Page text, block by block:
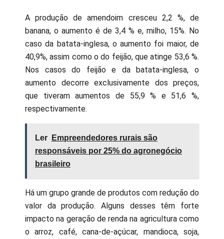
A produção de amendoim cresceu 2,2 %, de
banana, o aumento é de 3,4 % e, milho, 15%. No
caso da batata-inglesa, o aumento foi maior, de
40,9%, assim como o do feijão, que atinge 53,6 %.
Nos casos do feijão e da batata-inglesa, o
aumento decorre exclusivamente dos preços,
que tiveram aumentos de 55,9 % e 51,6 %,
respectivamente.
Ler
Empreendedores rurais são
responsáveis por 25% do agronegócio
brasileiro
Há um grupo grande de produtos com redução do
valor da produção. Alguns desses têm forte
impacto na geração de renda na agricultura como
o arroz, café, cana-de-açúcar, mandioca, soja,